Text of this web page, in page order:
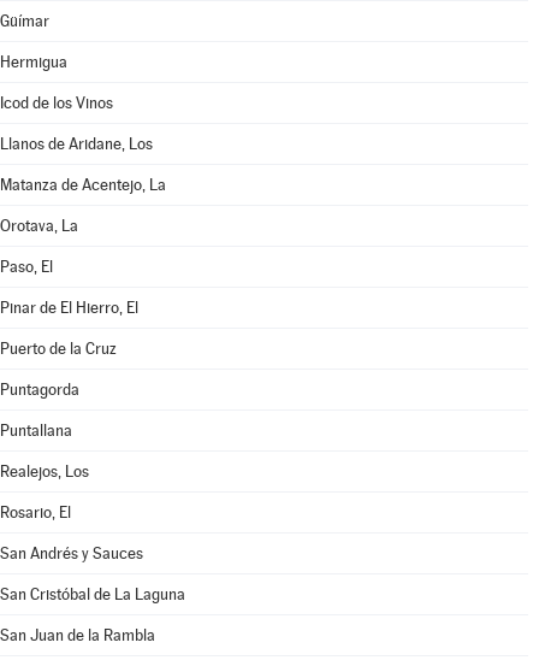
Güímar
Hermigua
Icod de los Vinos
Llanos de Aridane, Los
Matanza de Acentejo, La
Orotava, La
Paso, El
Pinar de El Hierro, El
Puerto de la Cruz
Puntagorda
Puntallana
Realejos, Los
Rosario, El
San Andrés y Sauces
San Cristóbal de La Laguna
San Juan de la Rambla